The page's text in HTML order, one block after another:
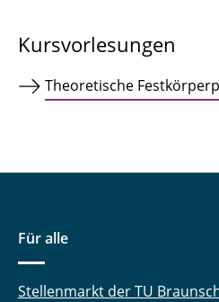
Kursvorlesungen
Theoretische
Für alle
Stellenmarkt der TU